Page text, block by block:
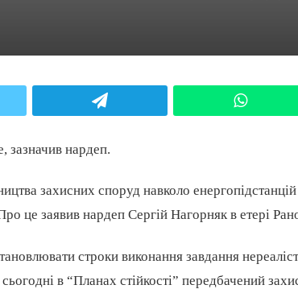
зазначив нардеп.
захисних споруд навколо
це заявив нардеп Сергій Нагорняк в етері
строки виконання завдання
в “Планах стійкості” передбачений